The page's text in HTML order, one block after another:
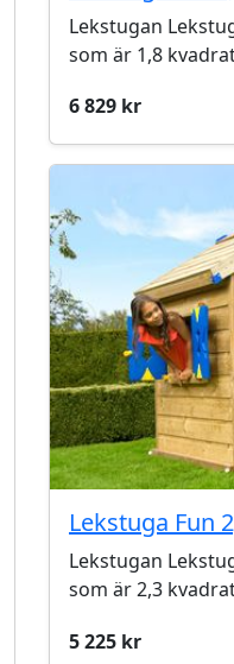
Lekstugan
som är 1,8
6 829 kr
Lekstuga Fun
Lekstugan
som är 2,3
5 225 kr